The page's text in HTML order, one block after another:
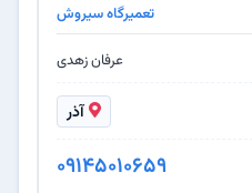
تعمیرگاه سیروش
عرفان زهدی
آذر
09145010659